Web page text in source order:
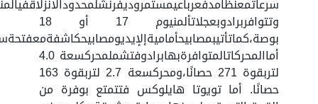
وتتوافربرادوبعجلاتألمنيوم 17 أو 18
أماالمحركاتالمتوافرةبهابرادوفتشملمحركسعة 4.0
لتربقوة 271 حصانًا،ومحركسعة 2.7 لتربقوة 163
حصانًا. أما تويوتا هايلوكس فتتمتع بوفرة من